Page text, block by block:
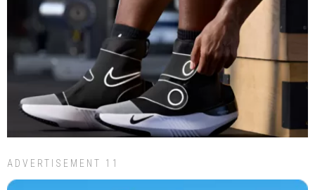
ADVERTISEMENT 11